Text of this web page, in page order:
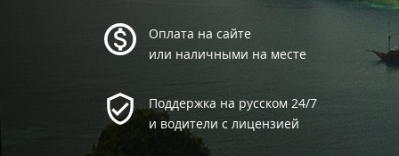
Оплата на сайте
или наличными на месте
Поддержка на русском 24/7
и водители с лицензией